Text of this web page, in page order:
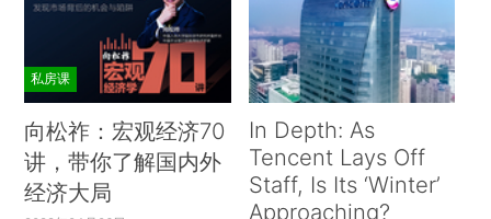
私房课
向松祚：宏观经济70
讲，带你了解国内外
经济大局
In Depth: As
Tencent Lays Off
Staff, Is Its ‘Winter’
Approaching?